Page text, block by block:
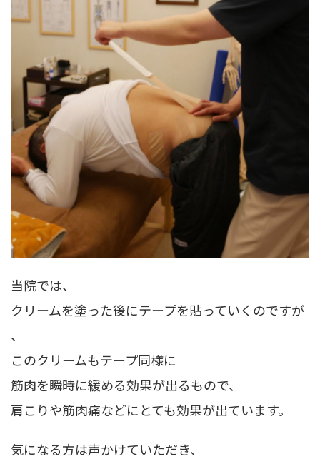
当院では、
クリームを塗った後にテープを貼っていくのですが
、
このクリームもテープ同様に
筋肉を瞬時に緩める効果が出るもので、
肩こりや筋肉痛などにとても効果が出ています。
気になる方は声かけていただき、